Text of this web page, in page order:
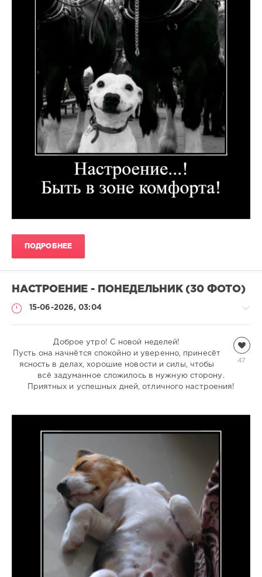
ПОДРОБНЕЕ
НАСТРОЕНИЕ - ПОНЕДЕЛЬНИК (30 ФОТО)
15-06-2026, 03:04
Всякая
всячина
359
47
Доброе утро! С новой неделей!
Пусть она начнётся спокойно и уверенно, принесёт
ясность в делах, хорошие новости и силы, чтобы
всё задуманное сложилось в нужную сторону.
Приятных и успешных дней, отличного настроения!